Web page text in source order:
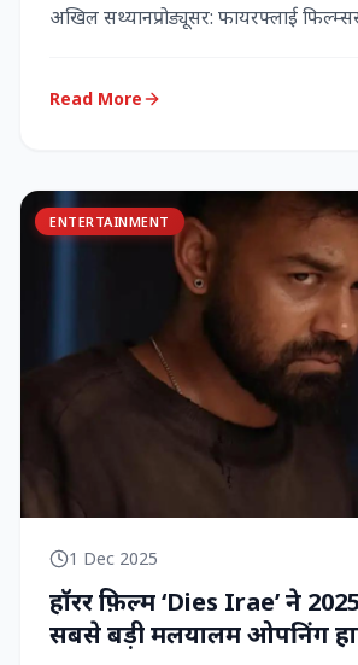
अखिल सथ्यानप्रोड्यूसर: फायरफ्लाई
Read More
ENTERTAINMENT
1 Dec 2025
हॉरर फ़िल्म ‘Dies Irae’ ने
सबसे बड़ी मलयालम ओपनिंग